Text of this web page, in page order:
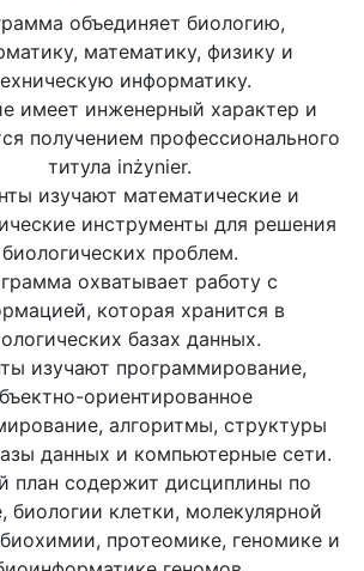
объединяет биологию,
математику, физику и
информатику.
имеет инженерный характер и
получением профессионального
титула inżynier.
изучают математические и
инструменты для решения
биологических проблем.
охватывает работу с
которая хранится в
базах данных.
изучают программирование,
ориентированное
алгоритмы, структуры
данных и компьютерные сети.
план содержит дисциплины по
биологии клетки, молекулярной
протеомике, геномике и